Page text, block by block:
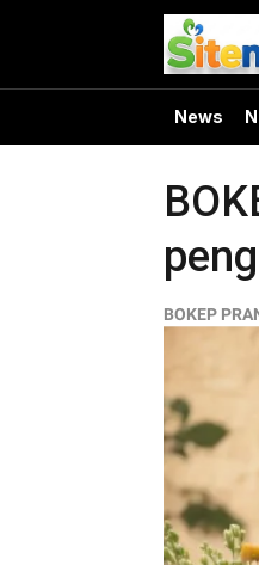
News
BOKEP